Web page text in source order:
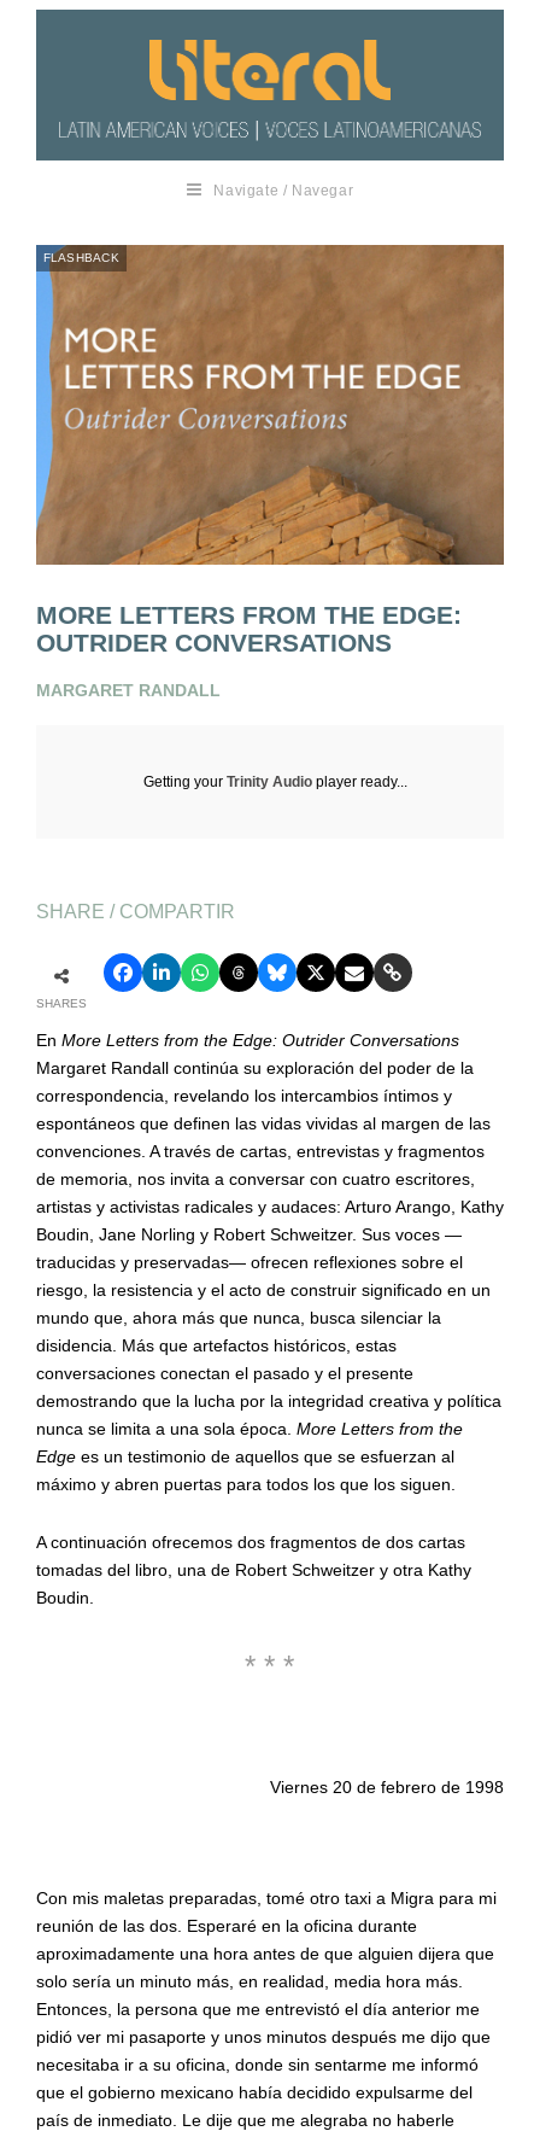
Navigate / Navegar
FLASHBACK
MORE LETTERS FROM THE EDGE:
OUTRIDER CONVERSATIONS
MARGARET RANDALL
Getting yourTrinity Audio player ready...
SHARE / COMPARTIR
SHARES
En More Letters from the Edge: Outrider Conversations
Margaret Randall continúa su exploración del poder de la
correspondencia, revelando los intercambios íntimos y
espontáneos que definen las vidas vividas al margen de las
convenciones. A través de cartas, entrevistas y fragmentos
de memoria, nos invita a conversar con cuatro escritores,
artistas y activistas radicales y audaces: Arturo Arango, Kathy
Boudin, Jane Norling y Robert Schweitzer. Sus voces —
traducidas y preservadas— ofrecen reflexiones sobre el
riesgo, la resistencia y el acto de construir significado en un
mundo que, ahora más que nunca, busca silenciar la
disidencia. Más que artefactos históricos, estas
conversaciones conectan el pasado y el presente
demostrando que la lucha por la integridad creativa y política
nunca se limita a una sola época. More Letters from the
Edgees un testimonio de aquellos que se esfuerzan al
máximo y abren puertas para todos los que los siguen.
A continuación ofrecemos dos fragmentos de dos cartas
tomadas del libro, una de Robert Schweitzer y otra Kathy
Boudin.
* * *
Viernes 20 de febrero de 1998
Con mis maletas preparadas, tomé otro taxi a Migra para mi
reunión de las dos. Esperaré en la oficina durante
aproximadamente una hora antes de que alguien dijera que
solo sería un minuto más, en realidad, media hora más.
Entonces, la persona que me entrevistó el día anterior me
pidió ver mi pasaporte y unos minutos después me dijo que
necesitaba ir a su oficina, donde sin sentarme me informó
que el gobierno mexicano había decidido expulsarme del
país de inmediato. Le dije que me alegraba no haberle